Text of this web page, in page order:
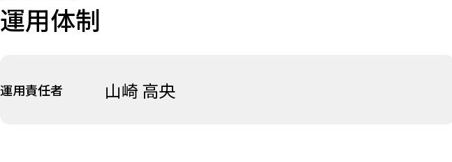
運用体制
運用責任者 山崎 高央